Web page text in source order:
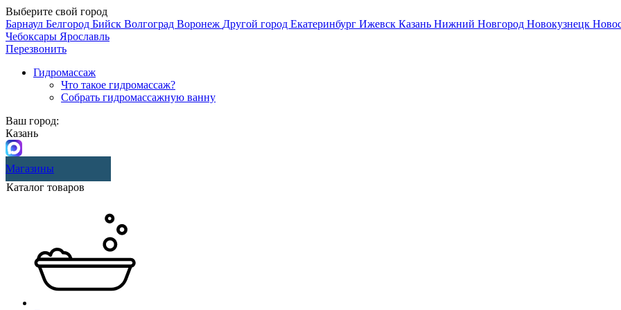
Выберите свой город
Барнаул Белгород Бийск Волгоград Воронеж Другой город Екатеринбург Ижевск Казань Нижний Новгород Новокузнецк
Чебоксары Ярославль
Перезвонить
Гидромассаж
Что такое гидромассаж?
Собрать гидромассажную ванну
Ваш город:
Казань
Магазины
Каталог товаров